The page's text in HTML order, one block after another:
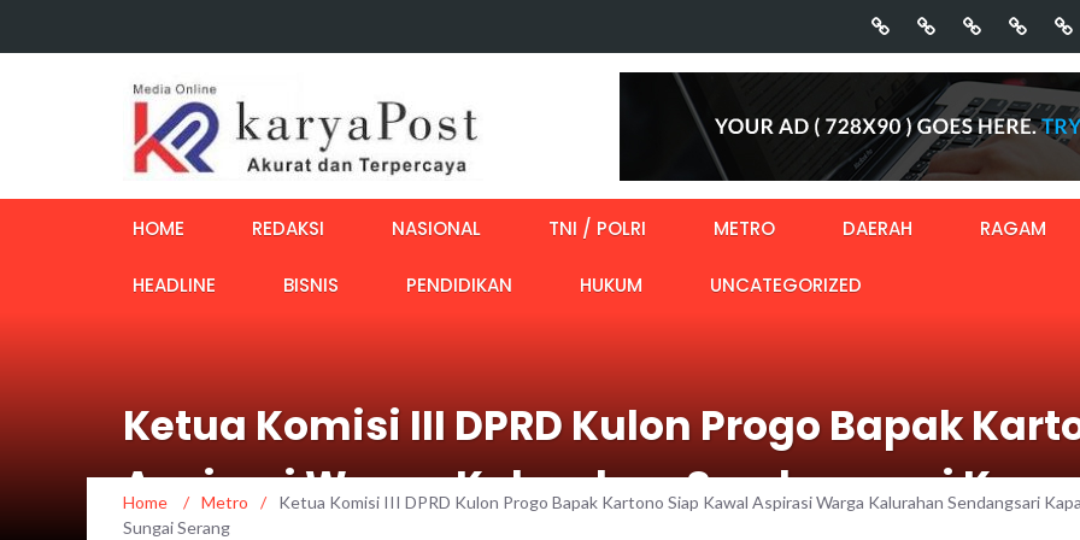
HOME REDAKSI NASIONAL TNI / POLRI METRO DAERAH RAGAM
HEADLINE BISNIS PENDIDIKAN HUKUM UNCATEGORIZED
Ketua Komisi III DPRD Kulon Progo Bapak
Aspirasi Warga Kalurahan Sendangsari
Home / Metro /
Ketua Komisi III DPRD Kulon Progo Bapak Kartono Siap Kawal Aspirasi Warga Kalurahan Sendangsari
Sungai Serang